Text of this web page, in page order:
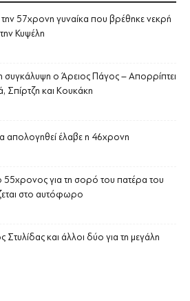
57χρονη γυναίκα που βρέθηκε νεκρή
Κυψέλη
συγκάλυψη ο Άρειος Πάγος – Απορρίπτει
Σπίρτζη και Κουκάκη
απολογηθεί έλαβε η 46χρονη
για τη σορό του πατέρα του
στο αυτόφωρο
και άλλοι δύο για τη μεγάλη